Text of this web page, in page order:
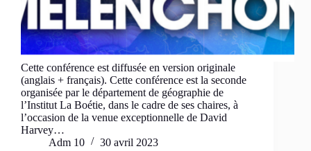
Cette conférence est diffusée en version originale
(anglais + français). Cette conférence est la seconde
organisée par le département de géographie de
l’Institut La Boétie, dans le cadre de ses chaires, à
l’occasion de la venue exceptionnelle de David
Harvey…
Adm 10
30 avril 2023